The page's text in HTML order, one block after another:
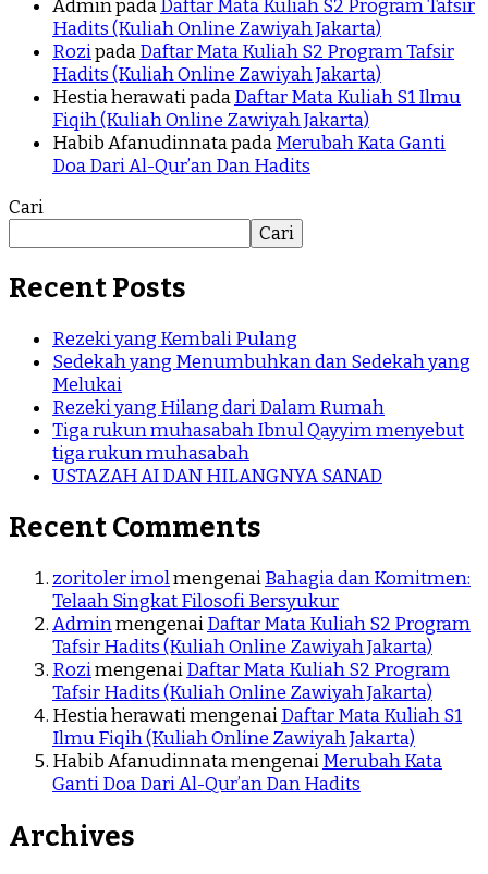
AdminpadaDaftar Mata Kuliah S2 Program Tafsir
Hadits (Kuliah Online Zawiyah Jakarta)
RozipadaDaftar Mata Kuliah S2 Program Tafsir
Hadits (Kuliah Online Zawiyah Jakarta)
Hestia herawatipadaDaftar Mata Kuliah S1 Ilmu
Fiqih (Kuliah Online Zawiyah Jakarta)
Habib AfanudinnatapadaMerubah Kata Ganti
Doa Dari Al-Qur’an Dan Hadits
Cari
Cari
Recent Posts
Rezeki yang Kembali Pulang
Sedekah yang Menumbuhkan dan Sedekah yang
Melukai
Rezeki yang Hilang dari Dalam Rumah
Tiga rukun muhasabah Ibnul Qayyim menyebut
tiga rukun muhasabah
USTAZAH AI DAN HILANGNYA SANAD
Recent Comments
zoritoler imolmengenaiBahagia dan Komitmen:
Telaah Singkat Filosofi Bersyukur
AdminmengenaiDaftar Mata Kuliah S2 Program
Tafsir Hadits (Kuliah Online Zawiyah Jakarta)
RozimengenaiDaftar Mata Kuliah S2 Program
Tafsir Hadits (Kuliah Online Zawiyah Jakarta)
Hestia herawatimengenaiDaftar Mata Kuliah S1
Ilmu Fiqih (Kuliah Online Zawiyah Jakarta)
Habib AfanudinnatamengenaiMerubah Kata
Ganti Doa Dari Al-Qur’an Dan Hadits
Archives